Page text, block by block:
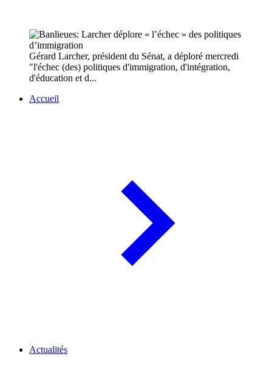
Gérard Larcher, président du Sénat, a déploré mercredi
"l'échec (des) politiques d'immigration, d'intégration,
d'éducation et d...
Accueil
Actualités